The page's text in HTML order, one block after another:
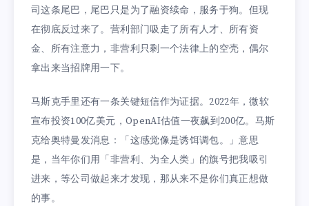
司这条尾巴，尾巴只是为了融资续命，服务于狗。但现
在彻底反过来了。营利部门吸走了所有人才、所有资
金、所有注意力，非营利只剩一个法律上的空壳，偶尔
拿出来当招牌用一下。
马斯克手里还有一条关键短信作为证据。2022年，微软
宣布投资100亿美元，OpenAI估值一夜飙到200亿。马斯
克给奥特曼发消息：「这感觉像是诱饵调包。」意思
是，当年你们用「非营利、为全人类」的旗号把我吸引
进来，等公司做起来才发现，那从来不是你们真正想做
的事。